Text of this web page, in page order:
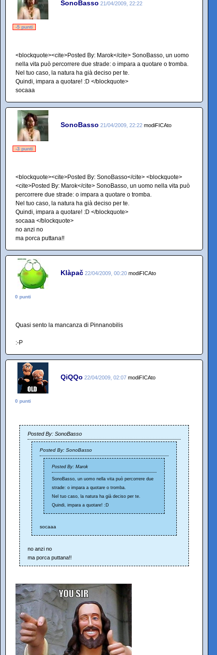
SonoBasso 21/04/2009, 22:22
-5 punti
<blockquote><cite>Posted By: Marok</cite> SonoBasso, un uomo
nella vita può percorrere due strade: o impara a quotare o tromba.
Nel tuo caso, la natura ha già deciso per te.
Quindi, impara a quotare! :D </blockquote>
socaaa
SonoBasso 21/04/2009, 22:22 modiFICAto
-3 punti
<blockquote><cite>Posted By: SonoBasso</cite> <blockquote>
<cite>Posted By: Marok</cite> SonoBasso, un uomo nella vita può
percorrere due strade: o impara a quotare o tromba.
Nel tuo caso, la natura ha già deciso per te.
Quindi, impara a quotare! :D </blockquote>
socaaa </blockquote>
no anzi no
ma porca puttana!!
Klàpač 22/04/2009, 00:20 modiFICAto
0 punti
Quasi sento la mancanza di Pinnanobilis
:-P
QiQQo 22/04/2009, 02:07 modiFICAto
0 punti
Posted By: SonoBasso
Posted By: SonoBasso
Posted By: Marok
SonoBasso, un uomo nella vita può percorrere due
strade: o impara a quotare o tromba.
Nel tuo caso, la natura ha già deciso per te.
Quindi, impara a quotare! :D
socaaa
no anzi no
ma porca puttana!!